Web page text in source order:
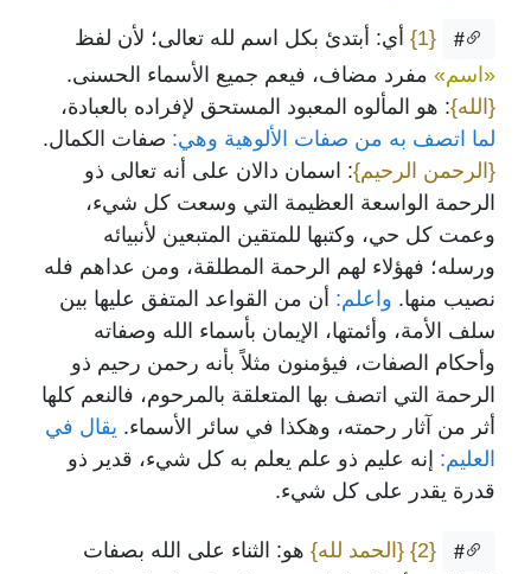
#
{1}
أي: أبتدئ بكل اسم لله تعالى؛ لأن لفظ
«اسم» مفرد مضاف، فيعم جميع الأسماء الحسنى.
{الله}: هو المألوه المعبود المستحق لإفراده بالعبادة،
لما اتصف به من صفات الألوهية وهي: صفات الكمال.
{الرحمن الرحيم}: اسمان دالان على أنه تعالى ذو
الرحمة الواسعة العظيمة التي وسعت كل شيء،
وعمت كل حي، وكتبها للمتقين المتبعين لأنبيائه
ورسله؛ فهؤلاء لهم الرحمة المطلقة، ومن عداهم فله
نصيب منها. واعلم: أن من القواعد المتفق عليها بين
سلف الأمة، وأئمتها، الإيمان بأسماء الله وصفاته
وأحكام الصفات، فيؤمنون مثلاً بأنه رحمن رحيم ذو
الرحمة التي اتصف بها المتعلقة بالمرحوم، فالنعم كلها
أثر من آثار رحمته، وهكذا في سائر الأسماء. يقال في
العليم: إنه عليم ذو علم يعلم به كل شيء، قدير ذو
قدرة يقدر على كل شيء.
#
{2} {الحمد لله} هو: الثناء على الله بصفات